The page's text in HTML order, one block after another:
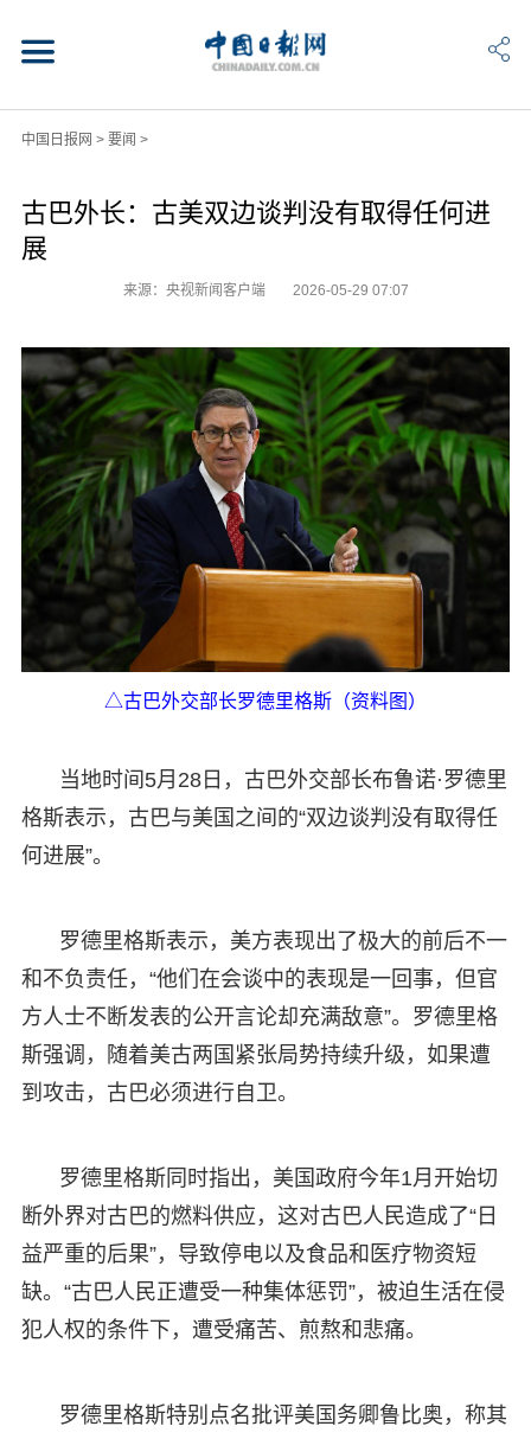
中国日报网 > 要闻 >
古巴外长：古美双边谈判没有取得任何进
展
来源：央视新闻客户端 2026-05-29 07:07
△古巴外交部长罗德里格斯（资料图）
当地时间5月28日，古巴外交部长布鲁诺·罗德里
格斯表示，古巴与美国之间的“双边谈判没有取得任
何进展”。
罗德里格斯表示，美方表现出了极大的前后不一
和不负责任，“他们在会谈中的表现是一回事，但官
方人士不断发表的公开言论却充满敌意”。罗德里格
斯强调，随着美古两国紧张局势持续升级，如果遭
到攻击，古巴必须进行自卫。
罗德里格斯同时指出，美国政府今年1月开始切
断外界对古巴的燃料供应，这对古巴人民造成了“日
益严重的后果”，导致停电以及食品和医疗物资短
缺。“古巴人民正遭受一种集体惩罚”，被迫生活在侵
犯人权的条件下，遭受痛苦、煎熬和悲痛。
罗德里格斯特别点名批评美国务卿鲁比奥，称其